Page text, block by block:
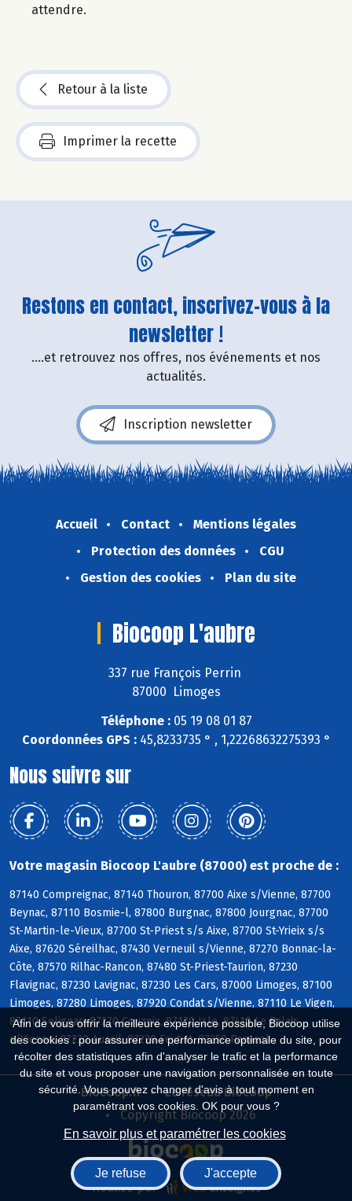
Afin de vous offrir la meilleure expérience possible, Biocoop utilise
des cookies : pour assurer une performance optimale du site, pour
récolter des statistiques afin d'analyser le trafic et la performance
du site et vous proposer une navigation personnalisée en toute
sécurité. Vous pouvez changer d'avis à tout moment en
paramétrant vos cookies. OK pour vous ?
En savoir plus et paramétrer les cookies
Je refuse J'accepte
attendre.
Retour à la liste
Imprimer la recette
Restons en contact, inscrivez-vous à la
newsletter !
....et retrouvez nos offres, nos événements et nos
actualités.
Inscription newsletter
Accueil Contact
Mentions légales
Protection des données
CGU
Gestion des cookies
Plan du site
Biocoop L'aubre
337 rue François Perrin
87000 Limoges
Téléphone :05 19 08 01 87
Coordonnées GPS :45,8233735 ° , 1,22268632275393 °
Nous suivre sur
Votre magasin Biocoop L'aubre (87000) est proche de :
87140 Compreignac, 87140 Thouron, 87700 Aixe s/Vienne, 87700
Beynac, 87110 Bosmie-l, 87800 Burgnac, 87800 Jourgnac, 87700
St-Martin-le-Vieux, 87700 St-Priest s/s Aixe, 87700 St-Yrieix s/s
Aixe, 87620 Séreilhac, 87430 Verneuil s/Vienne, 87270 Bonnac-la-
Côte, 87570 Rilhac-Rancon, 87480 St-Priest-Taurion, 87230
Flavignac, 87230 Lavignac, 87230 Les Cars, 87000 Limoges, 87100
Limoges, 87280 Limoges, 87920 Condat s/Vienne, 87110 Le Vigen,
87110 Solignac, 87270 Couzeix, 87170 Isle, 87410 Le Palais
s/Vienne, 87220 Aureil, 87220 Feytiat, 87350 Panazol
Biocoop.fr
Le réseau Biocoop
Copyright Biocoop 2026
Réalisé par